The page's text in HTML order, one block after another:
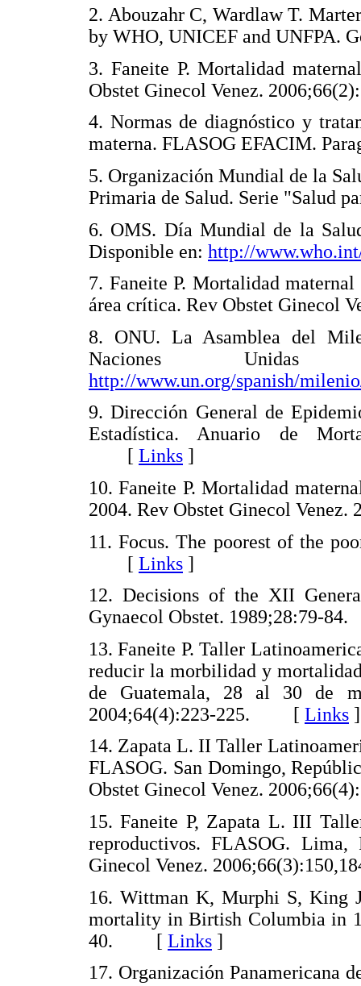
2. Abouzahr C, Wardlaw T.
by WHO, UNICEF and
3. Faneite P. Mortalidad
Obstet Ginecol Venez.
4. Normas de diagnóstico y
materna. FLASOG EFACIM.
5. Organización Mundial de la
Primaria de Salud. Serie
6. OMS. Día Mundial de la
Disponible en: http://
7. Faneite P. Mortalidad
área crítica. Rev Obstet Ginecol
8. ONU. La Asamblea del
Naciones
http://www.un.org/spanish/
9. Dirección General de
Estadística. Anuario de
[ Links ]
10. Faneite P. Mortalidad
2004. Rev Obstet Ginecol Venez.
11. Focus. The poorest of the
[ Links ]
12. Decisions of the XII
Gynaecol Obstet. 1989;28:79-84.
13. Faneite P. Taller
reducir la morbilidad y
de Guatemala, 28 al 30 de
2004;64(4):223-225.
[ Links ]
14. Zapata L. II Taller
FLASOG. San Domingo,
Obstet Ginecol Venez.
15. Faneite P, Zapata L. III
reproductivos. FLASOG.
Ginecol Venez.
16. Wittman K, Murphi S, King
mortality in Birtish Columbia in
40.
[ Links ]
17. Organización Panamericana